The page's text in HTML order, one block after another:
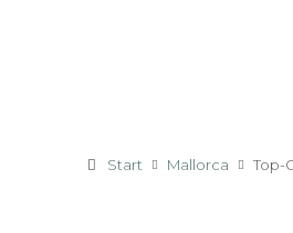
Start Mallorca Top-